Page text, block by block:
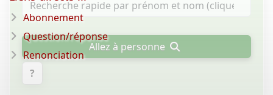
Allez à personne
?
Abonnement
Question/réponse
Renonciation